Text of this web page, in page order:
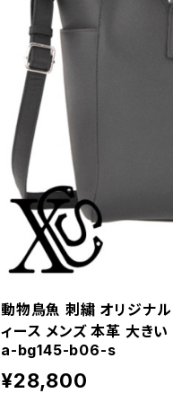
動物鳥魚 刺繍 オリジナ
ィース メンズ 本革 大き
a-bg145-b06-s
¥28,800